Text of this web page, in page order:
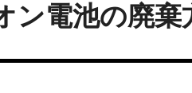
ン電池の廃棄